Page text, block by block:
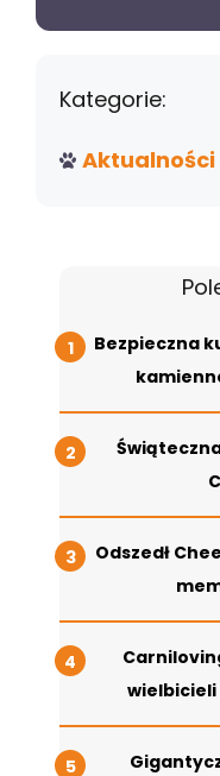
Kategorie:
Aktualności
Bezpieczna
Odszedł